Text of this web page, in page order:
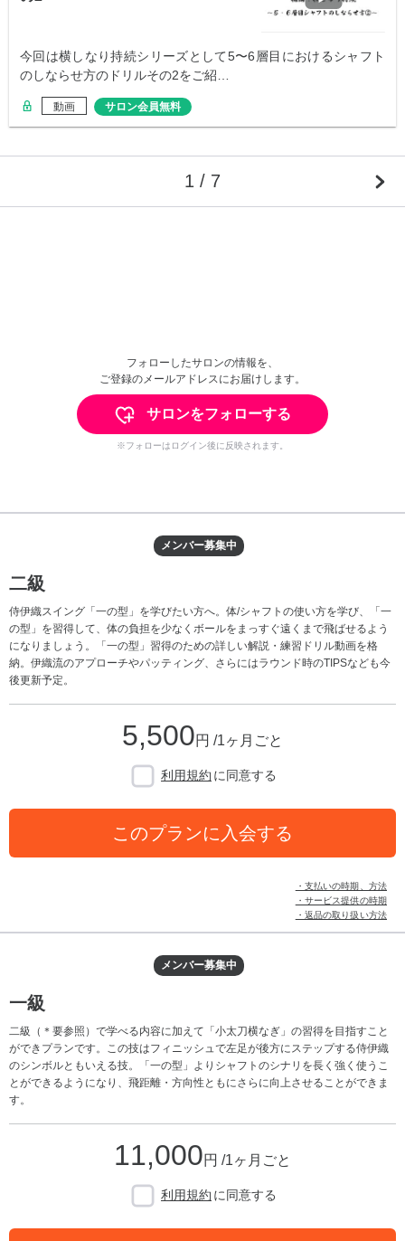
今回は横しなり持続シリーズとして5〜6層目におけるシャフト
のしならせ方のドリルその2をご紹…
動画 サロン会員無料
1 / 7
フォローしたサロンの情報を、
ご登録のメールアドレスにお届けします。
サロンをフォローする
※フォローはログイン後に反映されます。
メンバー募集中
二級
侍伊織スイング「一の型」を学びたい方へ。体/シャフトの使い方を学び、「一
の型」を習得して、体の負担を少なくボールをまっすぐ遠くまで飛ばせるよう
になりましょう。「一の型」習得のための詳しい解説・練習ドリル動画を格
納。伊織流のアプローチやパッティング、さらにはラウンド時のTIPSなども今
後更新予定。
5,500円 /1ヶ月ごと
利用規約 に同意する
このプランに入会する
・支払いの時期、方法
・サービス提供の時期
・返品の取り扱い方法
メンバー募集中
一級
二級（＊要参照）で学べる内容に加えて「小太刀横なぎ」の習得を目指すこと
ができプランです。この技はフィニッシュで左足が後方にステップする侍伊織
のシンボルともいえる技。「一の型」よりシャフトのシナリを長く強く使うこ
とができるようになり、飛距離・方向性ともにさらに向上させることができま
す。
11,000円 /1ヶ月ごと
利用規約 に同意する